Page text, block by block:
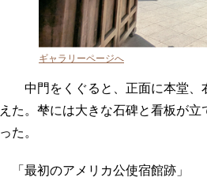
ギャラリーページへ
中門をくぐると、正面に本堂、
えた。梺には大きな石碑と看板が
った。
「最初のアメリカ公使宿館跡」